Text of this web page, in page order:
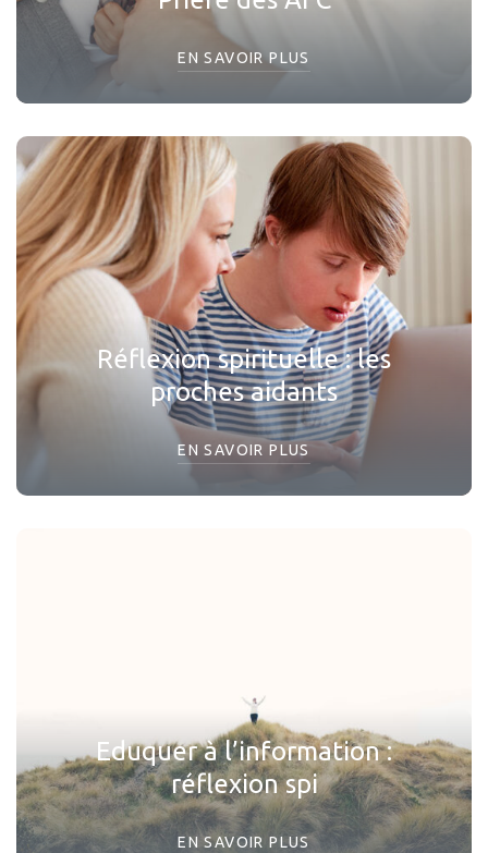
EN SAVOIR PLUS
Réflexion spirituelle : les
proches aidants
EN SAVOIR PLUS
Eduquer à l’information :
réflexion spi
EN SAVOIR PLUS